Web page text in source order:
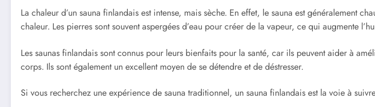
La chaleur d’un sauna finlandais est intense, mais sèche. En effet, le sauna est généralement
chaleur. Les pierres sont souvent aspergées d’eau pour créer de la vapeur, ce qui augmente
Les saunas finlandais sont connus pour leurs bienfaits pour la santé, car ils peuvent aider à
corps. Ils sont également un excellent moyen de se détendre et de déstresser.
Si vous recherchez une expérience de sauna traditionnel, un sauna finlandais est la voie à